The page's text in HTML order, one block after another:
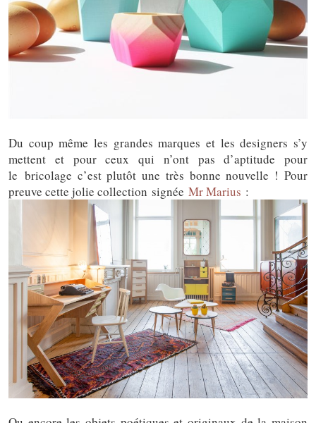
Du coup même les grandes marques et les designers s’y
mettent et pour ceux qui n’ont pas d’aptitude pour
le bricolage c’est plutôt une très bonne nouvelle ! Pour
preuve cette jolie collection signée Mr Marius :